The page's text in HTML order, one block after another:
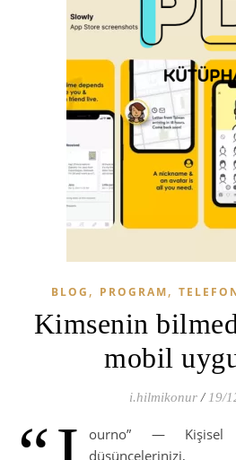
BLOG , PROGRAM,
Kimsenin
mobil
i.hilmikonur / 19/
ourno” — Kişisel
düşüncelerinizi,